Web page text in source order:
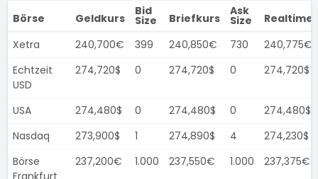
Börse Geldkurs
Bid
Size Briefkurs
Ask
Size
Xetra
240,700€ 399 240,850€ 730
240,775€
Echtzeit
USD
274,720$ 0 274,720$ 0 274,720$
USA 274,480$ 0 274,480$ 0
274,480$
Nasdaq
273,900$ 1 274,890$ 4
274,230$
Börse
Frankfurt
237,200€ 1.000 237,550€ 1.000 237,375€